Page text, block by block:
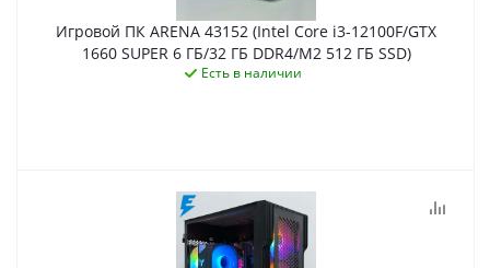
Игровой ПК ARENA 43152 (Intel Core i3-12100F/GTX
1660 SUPER 6 ГБ/32 ГБ DDR4/M2 512 ГБ SSD)
Есть в наличии